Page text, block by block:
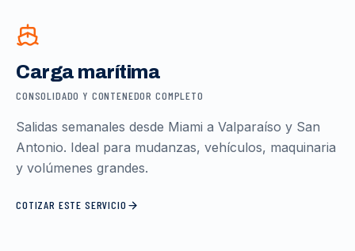
Carga marítima
CONSOLIDADO Y CONTENEDOR COMPLETO
Salidas semanales desde Miami a Valparaíso y San
Antonio. Ideal para mudanzas, vehículos, maquinaria
y volúmenes grandes.
COTIZAR ESTE SERVICIO